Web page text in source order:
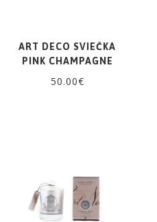
ART DECO SVIEČKA
PINK CHAMPAGNE
50.00€